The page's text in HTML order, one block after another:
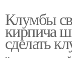
Клумбы
кирпича
сделать